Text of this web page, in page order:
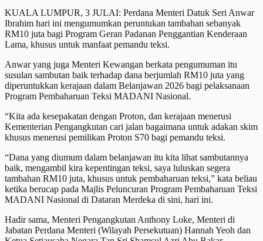
KUALA LUMPUR, 3 JULAI: Perdana Menteri Datuk Seri Anwar
Ibrahim hari ini mengumumkan peruntukan tambahan sebanyak
RM10 juta bagi Program Geran Padanan Penggantian Kenderaan
Lama, khusus untuk manfaat pemandu teksi.
Anwar yang juga Menteri Kewangan berkata pengumuman itu
susulan sambutan baik terhadap dana berjumlah RM10 juta yang
diperuntukkan kerajaan dalam Belanjawan 2026 bagi pelaksanaan
Program Pembaharuan Teksi MADANI Nasional.
“Kita ada kesepakatan dengan Proton, dan kerajaan menerusi
Kementerian Pengangkutan cari jalan bagaimana untuk adakan skim
khusus menerusi pemilikan Proton S70 bagi pemandu teksi.
“Dana yang diumum dalam belanjawan itu kita lihat sambutannya
baik, mengambil kira kepentingan teksi, saya luluskan segera
tambahan RM10 juta, khusus untuk pembaharuan teksi,” kata beliau
ketika berucap pada Majlis Peluncuran Program Pembaharuan Teksi
MADANI Nasional di Dataran Merdeka di sini, hari ini.
Hadir sama, Menteri Pengangkutan Anthony Loke, Menteri di
Jabatan Perdana Menteri (Wilayah Persekutuan) Hannah Yeoh dan